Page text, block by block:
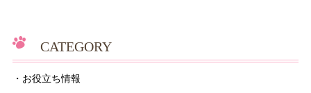
CATEGORY
お役立ち情報